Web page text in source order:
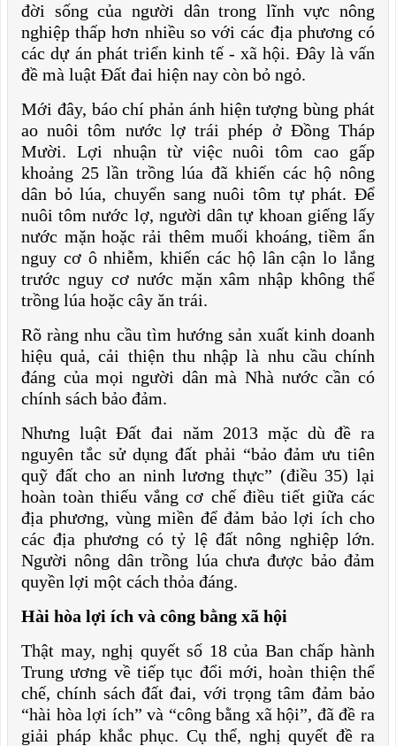
đời sống của người dân trong lĩnh vực nông
nghiệp thấp hơn nhiều so với các địa phương có
các dự án phát triển kinh tế - xã hội. Đây là vấn
đề mà luật Đất đai hiện nay còn bỏ ngỏ.
Mới đây, báo chí phản ánh hiện tượng bùng phát
ao nuôi tôm nước lợ trái phép ở Đồng Tháp
Mười. Lợi nhuận từ việc nuôi tôm cao gấp
khoảng 25 lần trồng lúa đã khiến các hộ nông
dân bỏ lúa, chuyển sang nuôi tôm tự phát. Để
nuôi tôm nước lợ, người dân tự khoan giếng lấy
nước mặn hoặc rải thêm muối khoáng, tiềm ẩn
nguy cơ ô nhiễm, khiến các hộ lân cận lo lắng
trước nguy cơ nước mặn xâm nhập không thể
trồng lúa hoặc cây ăn trái.
Rõ ràng nhu cầu tìm hướng sản xuất kinh doanh
hiệu quả, cải thiện thu nhập là nhu cầu chính
đáng của mọi người dân mà Nhà nước cần có
chính sách bảo đảm.
Nhưng luật Đất đai năm 2013 mặc dù đề ra
nguyên tắc sử dụng đất phải “bảo đảm ưu tiên
quỹ đất cho an ninh lương thực” (điều 35) lại
hoàn toàn thiếu vắng cơ chế điều tiết giữa các
địa phương, vùng miền để đảm bảo lợi ích cho
các địa phương có tỷ lệ đất nông nghiệp lớn.
Người nông dân trồng lúa chưa được bảo đảm
quyền lợi một cách thỏa đáng.
Hài hòa lợi ích và công bằng xã hội
Thật may,nghị quyết số 18của Ban chấp hành
Trung ương về tiếp tục đổi mới, hoàn thiện thể
chế, chính sách đất đai, với trọng tâm đảm bảo
“hài hòa lợi ích” và “công bằng xã hội”, đã đề ra
giải pháp khắc phục. Cụ thể, nghị quyết đề ra